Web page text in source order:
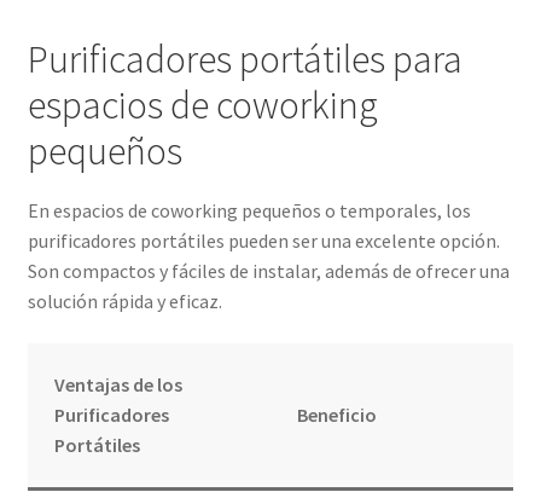
Purificadores portátiles para
espacios de coworking
pequeños
En espacios de coworking pequeños o temporales, los
purificadores portátiles pueden ser una excelente opción.
Son compactos y fáciles de instalar, además de ofrecer una
solución rápida y eficaz.
Ventajas de los
Purificadores
Portátiles
Beneficio